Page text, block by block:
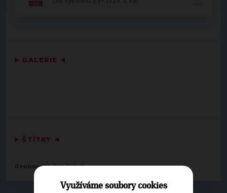
▶ GALERIE ◀
▶ ŠTÍTKY ◀
Osobnosti: Jan Jakob
Využíváme soubory cookies